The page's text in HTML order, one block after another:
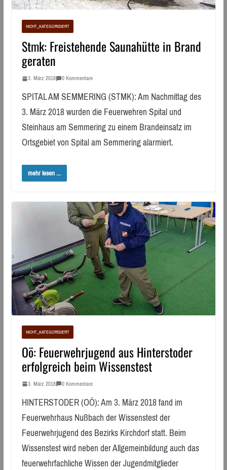
NICHT_KATEGORISIERT
Stmk: Freistehende Saunahütte in Brand
geraten
3. März 2018 0 Kommentare
SPITAL AM SEMMERING (STMK): Am Nachmittag des
3. März 2018 wurden die Feuerwehren Spital und
Steinhaus am Semmering zu einem Brandeinsatz im
Ortsgebiet von Spital am Semmering alarmiert.
mehr lesen ...
NICHT_KATEGORISIERT
Oö: Feuerwehrjugend aus Hinterstoder
erfolgreich beim Wissenstest
3. März 2018 0 Kommentare
HINTERSTODER (OÖ): Am 3. März 2018 fand im
Feuerwehrhaus Nußbach der Wissenstest der
Feuerwehrjugend des Bezirks Kirchdorf statt. Beim
Wissenstest wird neben der Allgemeinbildung auch das
feuerwehrfachliche Wissen der Jugendmitglieder